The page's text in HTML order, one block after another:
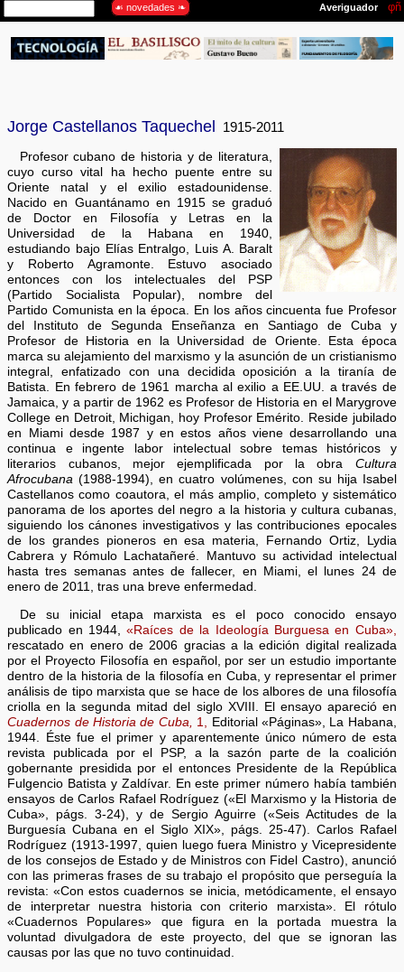
Jorge Castellanos Taquechel 1915-2011
Profesor cubano de historia y de literatura,
cuyo curso vital ha hecho puente entre su
Oriente natal y el exilio estadounidense.
Nacido en Guantánamo en 1915 se graduó
de Doctor en Filosofía y Letras en la
Universidad de la Habana en 1940,
estudiando bajo Elías Entralgo, Luis A. Baralt
y Roberto Agramonte. Estuvo asociado
entonces con los intelectuales del PSP
(Partido Socialista Popular), nombre del
Partido Comunista en la época. En los años cincuenta fue Profesor
del Instituto de Segunda Enseñanza en Santiago de Cuba y
Profesor de Historia en la Universidad de Oriente. Esta época
marca su alejamiento del marxismo y la asunción de un cristianismo
integral, enfatizado con una decidida oposición a la tiranía de
Batista. En febrero de 1961 marcha al exilio a EE.UU. a través de
Jamaica, y a partir de 1962 es Profesor de Historia en el Marygrove
College en Detroit, Michigan, hoy Profesor Emérito. Reside jubilado
en Miami desde 1987 y en estos años viene desarrollando una
continua e ingente labor intelectual sobre temas históricos y
literarios cubanos, mejor ejemplificada por la obra Cultura
Afrocubana(1988-1994), en cuatro volúmenes, con su hija Isabel
Castellanos como coautora, el más amplio, completo y sistemático
panorama de los aportes del negro a la historia y cultura cubanas,
siguiendo los cánones investigativos y las contribuciones epocales
de los grandes pioneros en esa materia, Fernando Ortiz, Lydia
Cabrera y Rómulo Lachatañeré. Mantuvo su actividad intelectual
hasta tres semanas antes de fallecer, en Miami, el lunes 24 de
enero de 2011, tras una breve enfermedad.
De su inicial etapa marxista es el poco conocido ensayo
publicado en 1944,«Raíces de la Ideología Burguesa en Cuba»,
rescatado en enero de 2006 gracias a la edición digital realizada
por el Proyecto Filosofía en español, por ser un estudio importante
dentro de la historia de la filosofía en Cuba, y representar el primer
análisis de tipo marxista que se hace de los albores de una filosofía
criolla en la segunda mitad del siglo XVIII. El ensayo apareció en
Cuadernos de Historia de Cuba,
1,
Editorial «Páginas», La Habana,
1944. Éste fue el primer y aparentemente único número de esta
revista publicada por el PSP, a la sazón parte de la coalición
gobernante presidida por el entonces Presidente de la República
Fulgencio Batista y Zaldívar. En este primer número había también
ensayos de Carlos Rafael Rodríguez («El Marxismo y la Historia de
Cuba», págs. 3-24), y de Sergio Aguirre («Seis Actitudes de la
Burguesía Cubana en el Siglo XIX», págs. 25-47). Carlos Rafael
Rodríguez (1913-1997, quien luego fuera Ministro y Vicepresidente
de los consejos de Estado y de Ministros con Fidel Castro), anunció
con las primeras frases de su trabajo el propósito que perseguía la
revista: «Con estos cuadernos se inicia, metódicamente, el ensayo
de interpretar nuestra historia con criterio marxista». El rótulo
«Cuadernos Populares» que figura en la portada muestra la
voluntad divulgadora de este proyecto, del que se ignoran las
causas por las que no tuvo continuidad.